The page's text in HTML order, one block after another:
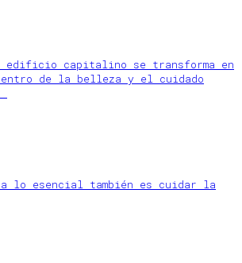
edificio capitalino se transforma en
de la belleza y el cuidado
lo esencial también es cuidar la